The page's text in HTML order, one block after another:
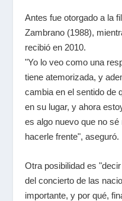
Antes fue otorgado a la
Zambrano (1988),
recibió en 2010.
"Yo lo veo como una
tiene atemorizada, y
cambia en el sentido de
en su lugar, y ahora
es algo nuevo que no
hacerle frente", aseguró.
Otra posibilidad es
del concierto de las
importante, y por qué,